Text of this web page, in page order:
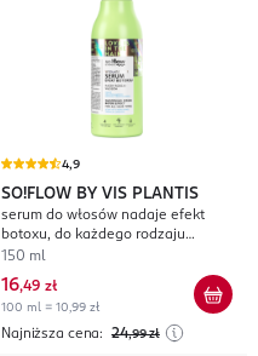
4,9
SO!FLOW BY VIS PLANTIS
serum do włosów nadaje efekt
botoxu, do każdego rodzaju
włosów, o zapachu koktajlu
150 ml
16,49 zł
100 ml = 10,99 zł
Najniższa cena: 24,99 zł